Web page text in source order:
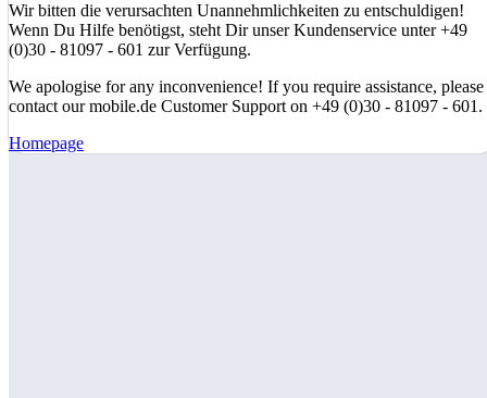
Wir bitten die verursachten Unannehmlichkeiten zu entschuldigen!
Wenn Du Hilfe benötigst, steht Dir unser Kundenservice unter +49
(0)30 - 81097 - 601 zur Verfügung.
We apologise for any inconvenience! If you require assistance, please
contact our mobile.de Customer Support on +49 (0)30 - 81097 - 601.
Homepage